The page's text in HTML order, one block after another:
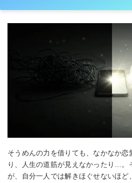
そうめんの力を借りても、なかなか恋
り、人生の道筋が見えなかったり…。
が、自分一人では解きほぐせないほど